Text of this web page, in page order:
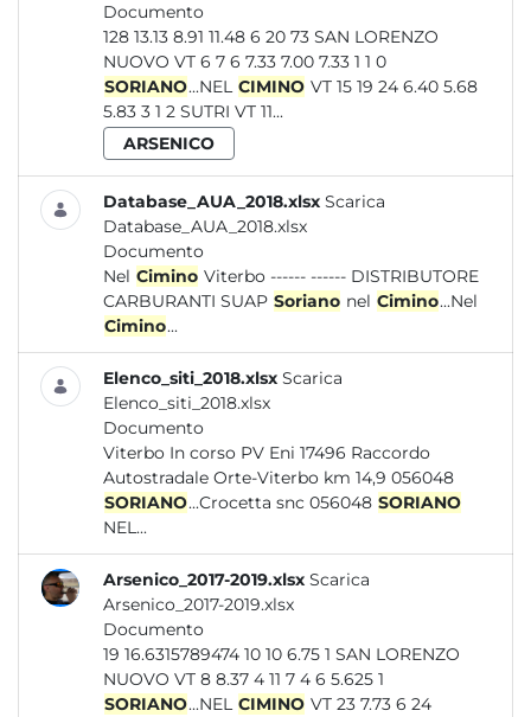
Documento
128 13.13 8.91 11.48 6 20 73 SAN LORENZO
NUOVO VT 6 7 6 7.33 7.00 7.33 1 1 0
SORIANO...NEL CIMINO VT 15 19 24 6.40 5.68
5.83 3 1 2 SUTRI VT 11...
ARSENICO
Database_AUA_2018.xlsx Scarica
Database_AUA_2018.xlsx
Documento
Nel Cimino Viterbo ------ ------ DISTRIBUTORE
CARBURANTI SUAP Soriano nel Cimino...Nel
Cimino...
Elenco_siti_2018.xlsx Scarica
Elenco_siti_2018.xlsx
Documento
Viterbo In corso PV Eni 17496 Raccordo
Autostradale Orte-Viterbo km 14,9 056048
SORIANO...Crocetta snc 056048 SORIANO
NEL...
Arsenico_2017-2019.xlsx Scarica
Arsenico_2017-2019.xlsx
Documento
19 16.6315789474 10 10 6.75 1 SAN LORENZO
NUOVO VT 8 8.37 4 11 7 4 6 5.625 1
SORIANO...NEL CIMINO VT 23 7.73 6 24